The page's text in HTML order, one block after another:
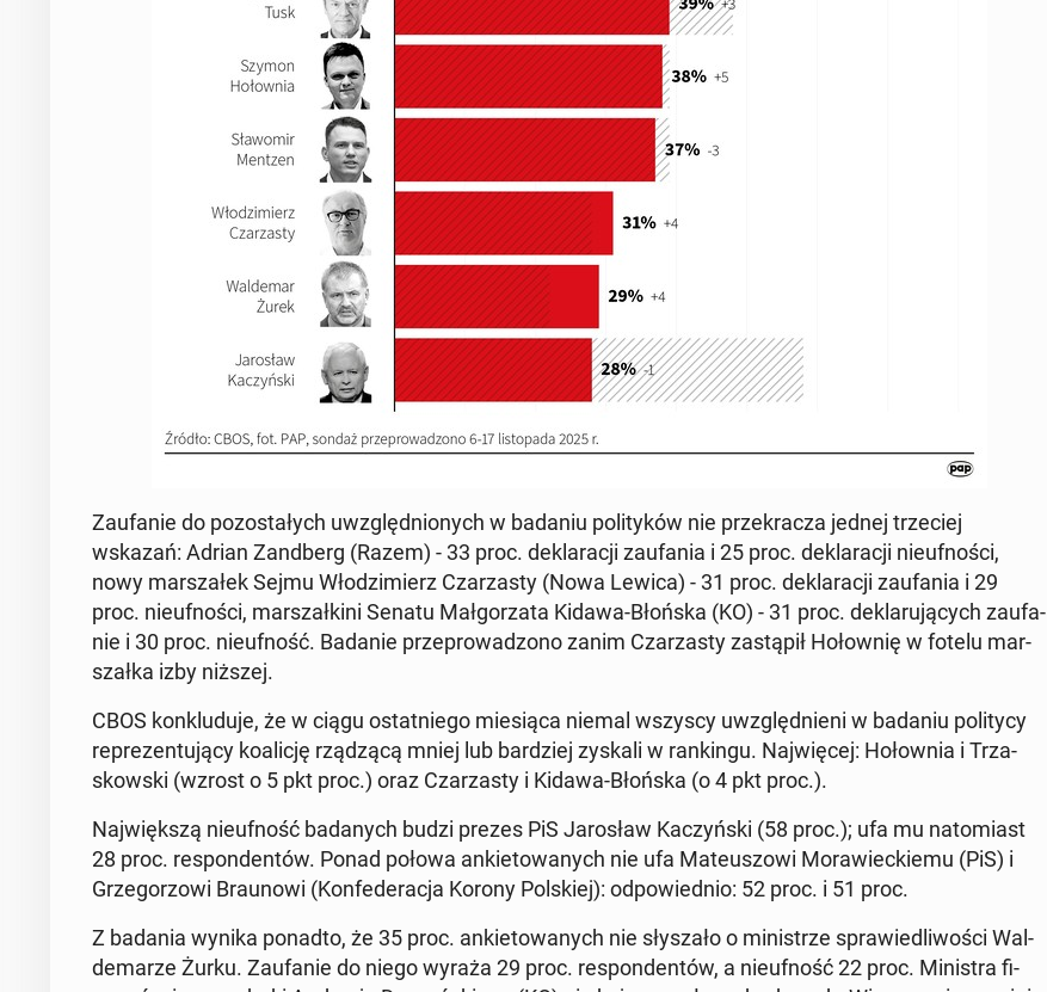
Za­ufa­nie do po­zo­sta­łych uwzględ­nio­nych w badaniu po­li­ty­ków nie prze­kra­cza jednej trze­ciej
wskazań: Adrian Zand­berg (Razem) - 33 proc. de­kla­ra­cji za­ufa­nia i 25 proc. de­kla­ra­cji nie­uf­no­ści,
nowy mar­sza­łek Sejmu Wło­dzi­mierz Cza­rza­sty (Nowa Lewica) - 31 proc. de­kla­ra­cji za­ufa­nia i 29
proc. nie­uf­no­ści, mar­szał­ki­ni Senatu Mał­go­rza­ta Kidawa-Błońska (KO) - 31 proc. de­kla­ru­ją­cych za­ufa­
nie i 30 proc. nie­uf­ność. Badanie prze­pro­wa­dzo­no zanim Cza­rza­sty za­stą­pił Ho­łow­nię w fotelu mar­
szał­ka izby niższej.
CBOS kon­klu­du­je, że w ciągu ostat­nie­go mie­sią­ca niemal wszyscy uwzględ­nie­ni w badaniu po­li­ty­cy
re­pre­zen­tu­ją­cy ko­ali­cję rzą­dzą­cą mniej lub bar­dziej zyskali w ran­kin­gu. Naj­wię­cej: Ho­łow­nia i Trza­
skow­ski (wzrost o 5 pkt proc.) oraz Cza­rza­sty i Kidawa-Błońska (o 4 pkt proc.).
Naj­więk­szą nie­uf­ność ba­da­nych budzi prezes PiS Ja­ro­sław Ka­czyń­ski (58 proc.); ufa mu na­to­miast
28 proc. re­spon­den­tów. Ponad połowa an­kie­to­wa­nych nie ufa Ma­te­uszo­wi Mo­ra­wiec­kie­mu (PiS) i
Grze­go­rzo­wi Brau­no­wi (Kon­fe­de­ra­cja Korony Pol­skiej): od­po­wied­nio: 52 proc. i 51 proc.
Z badania wynika ponadto, że 35 proc. an­kie­to­wa­nych nie sły­sza­ło o mi­ni­strze spra­wie­dli­wo­ści Wal­
de­ma­rze Żurku. Za­ufa­nie do niego wyraża 29 proc. re­spon­den­tów, a nie­uf­ność 22 proc. Mi­ni­stra fi­